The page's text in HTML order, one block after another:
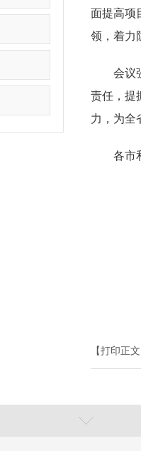
面提高项
领，着力
会议强
责任，提
力，为全
各市和
【打印正